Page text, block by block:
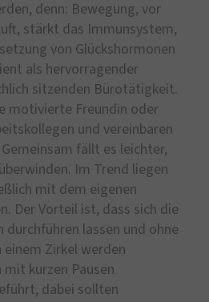
denn: Bewegung, vor
stärkt das Immunsystem,
von Glückshormonen
als hervorragender
sitzenden Bürotätigkeit.
motivierte Freundin oder
und vereinbaren
fällt es leichter,
Im Trend liegen
mit dem eigenen
Der Vorteil ist, dass sich die
durchführen lassen und ohne
Zirkel werden
kurzen Pausen
dabei sollten